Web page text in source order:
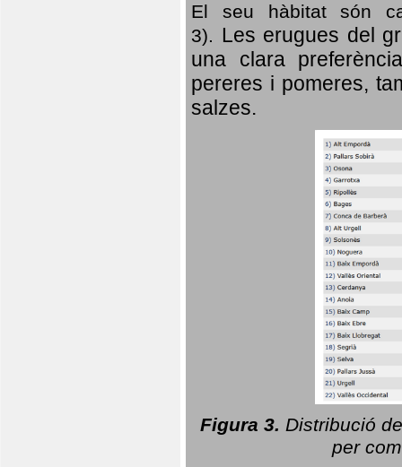
El seu hàbitat són
3). Les erugues del
una clara
pereres i pomeres,
salzes.
Figura 3. Distribució
per